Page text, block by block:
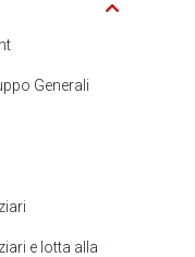
Generali
e lotta alla